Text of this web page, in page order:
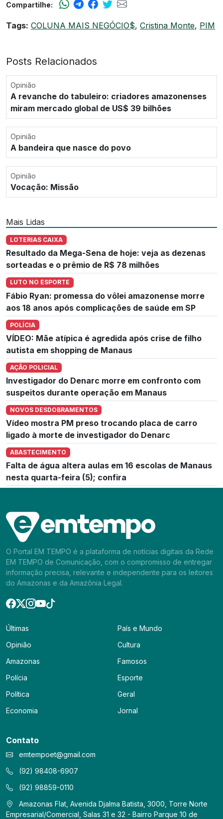
Compartilhe:
Tags: COLUNA MAIS NEGÓCIO$, Cristina Monte, PIM
Posts Relacionados
Opinião
A revanche do tabuleiro: criadores amazonenses
miram mercado global de US$ 39 bilhões
Opinião
A bandeira que nasce do povo
Opinião
Vocação: Missão
Mais Lidas
LOTERIAS CAIXA
Resultado da Mega-Sena de hoje: veja as dezenas
sorteadas e o prêmio de R$ 78 milhões
LUTO NO ESPORTE
Fábio Ryan: promessa do vôlei amazonense morre
aos 18 anos após complicações de saúde em SP
POLÍCIA
VÍDEO: Mãe atípica é agredida após crise de filho
autista em shopping de Manaus
AÇÃO POLICIAL
Investigador do Denarc morre em confronto com
suspeitos durante operação em Manaus
NOVOS DESDOBRAMENTOS
Vídeo mostra PM preso trocando placa de carro
ligado à morte de investigador do Denarc
ABASTECIMENTO
Falta de água altera aulas em 16 escolas de Manaus
nesta quarta-feira (5); confira
O Portal EM TEMPO é a plataforma de notícias digitais da Rede
EM TEMPO de Comunicação, com o compromisso de entregar
informação precisa, relevante e independente para os leitores
do Amazonas e da Amazônia Legal.
Últimas
Opinião
Amazonas
Polícia
Política
Economia
País e Mundo
Cultura
Famosos
Esporte
Geral
Jornal
Contato
emtempoet@gmail.com
(92) 98408-6907
(92) 98859-0110
Amazonas Flat, Avenida Djalma Batista, 3000, Torre Norte
Empresarial/Comercial, Salas 31 e 32 - Bairro Parque 10 de